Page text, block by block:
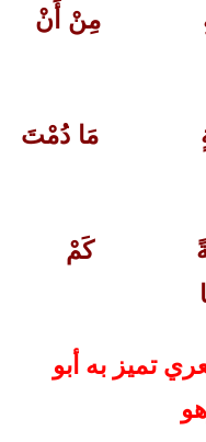
مِنْ أَنْ
مَا دُمْتَ
كَمْ
تميز به أبو